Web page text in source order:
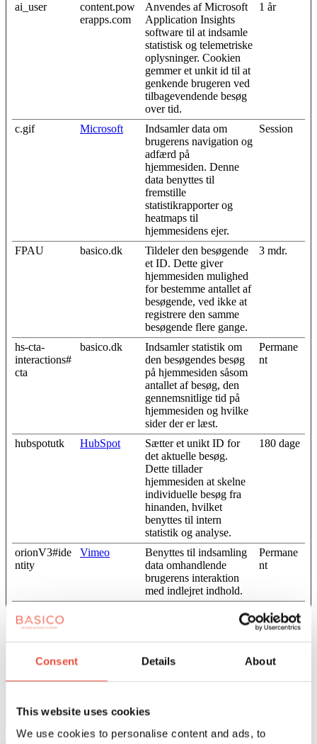
Consent Details About
This website uses cookies
We use cookies to personalise content and ads, to
ai_user
content.pow
erapps.com
Anvendes af Microsoft
Application Insights
software til at indsamle
statistisk og telemetriske
oplysninger. Cookien
gemmer et unkit id til at
genkende brugeren ved
tilbagevendende besøg
over tid.
1 år
c.gif Microsoft
Indsamler data om
brugerens navigation og
adfærd på
hjemmesiden. Denne
data benyttes til
fremstille
statistikrapporter og
heatmaps til
hjemmesidens ejer.
Session
FPAU basico.dk
Tildeler den besøgende
et ID. Dette giver
hjemmesiden mulighed
for bestemme antallet af
besøgende, ved ikke at
registrere den samme
besøgende flere gange.
3 mdr.
hs-cta-
interactions#
cta
basico.dk
Indsamler statistik om
den besøgendes besøg
på hjemmesiden såsom
antallet af besøg, den
gennemsnitlige tid på
hjemmesiden og hvilke
sider der er læst.
Permane
nt
hubspotutk HubSpot
Sætter et unikt ID for
det aktuelle besøg.
Dette tillader
hjemmesiden at skelne
individuelle besøg fra
hinanden, hvilket
benyttes til intern
statistik og analyse.
180 dage
orionV3#ide
ntity
Vimeo
Benyttes til indsamling
data omhandlende
brugerens interaktion
med indlejret indhold.
Permane
nt
2 år
WFESession
Id
Indeholder sessionsdata
enkelte undersider.
Session